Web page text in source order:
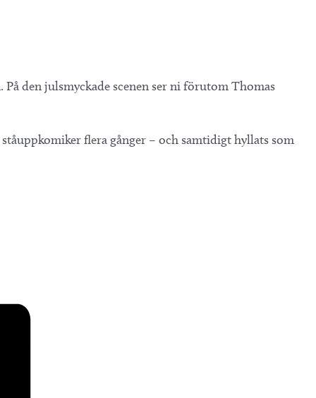
På den julsmyckade scenen ser ni förutom Thomas
flera gånger – och samtidigt hyllats som